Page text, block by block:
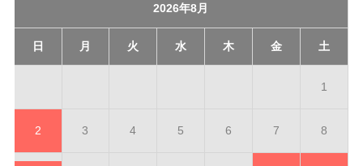
2026年8月
日 月 火 水 木 金 土
1
2 3 4 5 6 7 8